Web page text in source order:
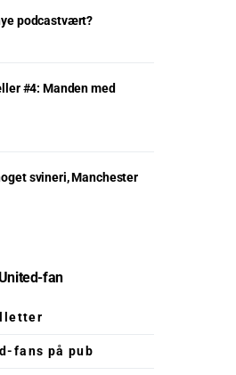
podcastvært?
#4: Manden med
svineri, Manchester
fan
fans på pub